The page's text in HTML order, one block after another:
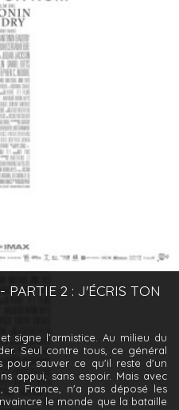
PARTIE 2 : J'ÉCRIS TON
signe l’armistice. Au milieu du
Seul contre tous, ce général
pour sauver ce qu'il reste d'un
appui, sans espoir. Mais avec
France, n'a pas déposé les
le monde que la bataille